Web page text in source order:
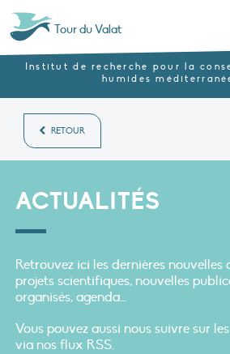
Tour du Valat
Institut de recherche pour la
humides
RETOUR
ACTUALITÉS
Retrouvez ici les dernières nouvelles
projets scientifiques, nouvelles
organisés, agenda…
Vous pouvez aussi nous suivre sur
via nos flux RSS.